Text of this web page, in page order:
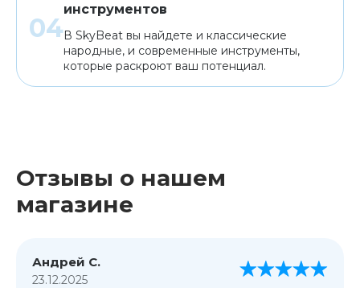
инструментов
В SkyBeat вы найдете и классические
народные, и современные инструменты,
которые раскроют ваш потенциал.
Отзывы о нашем
магазине
Андрей С.
23.12.2025